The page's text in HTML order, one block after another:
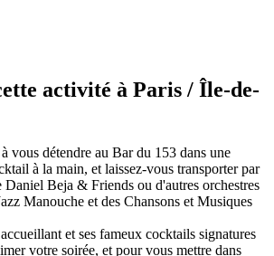
activité à Paris / Île-de-
vous détendre au Bar du 153 dans une
à la main, et laissez-vous transporter par
Daniel Beja & Friends ou d'autres orchestres
Manouche et des Chansons et Musiques
et ses fameux cocktails signatures
votre soirée, et pour vous mettre dans